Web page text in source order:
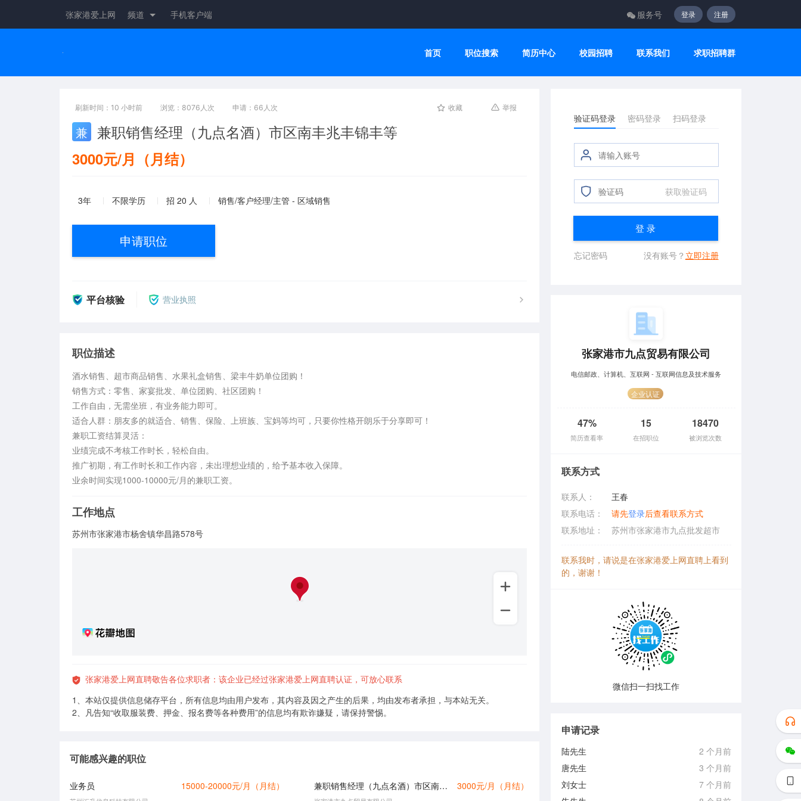
张家港爱上网 频道 手机客户端 服务号 登录 注册
首页 职位搜索 简历中心 校园招聘 联系我们 求职招聘群
刷新时间：10 小时前 浏览：8076人次 申请：66人次 收藏 举报
兼 兼职销售经理（九点名酒）市区南丰兆丰锦丰等
3000元/月（月结）
3年 不限学历 招 20 人 销售/客户经理/主管 - 区域销售
申请职位
平台核验 营业执照
职位描述
酒水销售、超市商品销售、水果礼盒销售、梁丰牛奶单位团购！
销售方式：零售、家宴批发、单位团购、社区团购！
工作自由，无需坐班，有业务能力即可。
适合人群：朋友多的就适合、销售、保险、上班族、宝妈等均可，只要你性格开朗乐于分享即可！
兼职工资结算灵活：
业绩完成不考核工作时长，轻松自由。
推广初期，有工作时长和工作内容，未出理想业绩的，给予基本收入保障。
业余时间实现1000-10000元/月的兼职工资。
工作地点
苏州市张家港市杨舍镇华昌路578号
+
–
张家港爱上网直聘敬告各位求职者：该企业已经过张家港爱上网直聘认证，可放心联系
1、本站仅提供信息储存平台，所有信息均由用户发布，其内容及因之产生的后果，均由发布者承担，与本站无关。
2、凡告知“收取服装费、押金、报名费等各种费用”的信息均有欺诈嫌疑，请保持警惕。
可能感兴趣的职位
业务员 15000-20000元/月（月结） 兼职销售经理（九点名酒）市区南丰兆丰锦丰等 3000元/月（月结）
验证码登录 密码登录 扫码登录
获取验证码
登 录
忘记密码 没有账号？ 立即注册
张家港市九点贸易有限公司
电信邮政、计算机、互联网 - 互联网信息及技术服务
企业认证
47%
简历查看率
15
在招职位
18470
被浏览次数
联系方式
联系人：
王春
联系电话：
请先登录后查看联系方式
联系地址：
苏州市张家港市九点批发超市
联系我时，请说是在张家港爱上网直聘上看到
的，谢谢！
微信扫一扫找工作
申请记录
陆先生
2 个月前
唐先生
3 个月前
刘女士
7 个月前